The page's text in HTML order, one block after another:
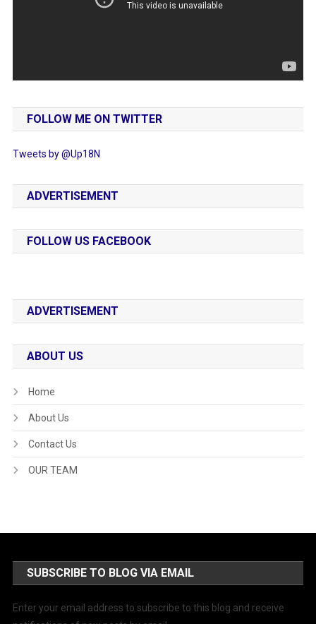
FOLLOW ME ON TWITTER
Tweets by @Up18N
ADVERTISEMENT
FOLLOW US FACEBOOK
ADVERTISEMENT
ABOUT US
Home
About Us
Contact Us
OUR TEAM
SUBSCRIBE TO BLOG VIA EMAIL
Enter your email address to subscribe to this blog and receive